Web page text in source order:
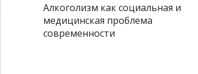
Алкоголизм как социальная и
медицинская проблема
современности